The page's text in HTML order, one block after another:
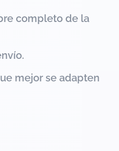
completo de la
mejor se adapten